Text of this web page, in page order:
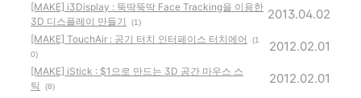
[MAKE] i3Display : 뚝딱뚝딱 Face Tracking을 이용한
3D 디스플레이 만들기
(1)
2013.04.02
[MAKE] TouchAir : 공기 터치 인터페이스 터치에어
(1
0)
2012.02.01
[MAKE] iStick : $1으로 만드는 3D 공간 마우스 스
틱
(8)
2012.02.01